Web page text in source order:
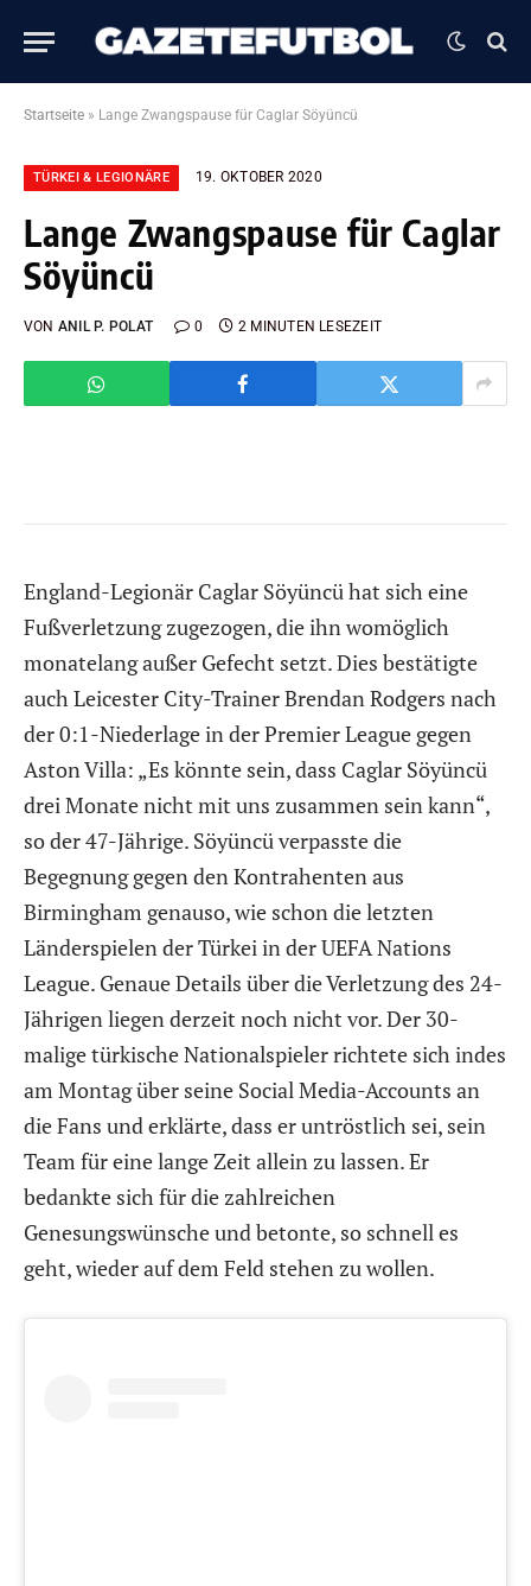
Startseite » Lange Zwangspause für Caglar Söyüncü
TÜRKEI & LEGIONÄRE 19. OKTOBER 2020
Lange Zwangspause für Caglar
Söyüncü
VON ANIL P. POLAT 0 2 MINUTEN LESEZEIT
England-Legionär Caglar Söyüncü hat sich eine
Fußverletzung zugezogen, die ihn womöglich
monatelang außer Gefecht setzt. Dies bestätigte
auch Leicester City-Trainer Brendan Rodgers nach
der 0:1-Niederlage in der Premier League gegen
Aston Villa: „Es könnte sein, dass Caglar Söyüncü
drei Monate nicht mit uns zusammen sein kann“,
so der 47-Jährige. Söyüncü verpasste die
Begegnung gegen den Kontrahenten aus
Birmingham genauso, wie schon die letzten
Länderspielen der Türkei in der UEFA Nations
League. Genaue Details über die Verletzung des 24-
Jährigen liegen derzeit noch nicht vor. Der 30-
malige türkische Nationalspieler richtete sich indes
am Montag über seine Social Media-Accounts an
die Fans und erklärte, dass er untröstlich sei, sein
Team für eine lange Zeit allein zu lassen. Er
bedankte sich für die zahlreichen
Genesungswünsche und betonte, so schnell es
geht, wieder auf dem Feld stehen zu wollen.